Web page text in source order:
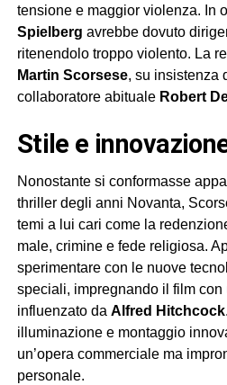
tensione e maggior violenza. In
Spielberg avrebbe dovuto
ritenendolo troppo violento. La
Martin Scorsese, su insistenza
collaboratore abituale Robert
Stile e
Nonostante si conformasse
thriller degli anni Novanta,
temi a lui cari come la
male, crimine e fede religiosa.
sperimentare con le nuove
speciali, impregnando il film con
influenzato da Alfred Hitchcock
illuminazione e montaggio
un’opera commerciale ma
personale.